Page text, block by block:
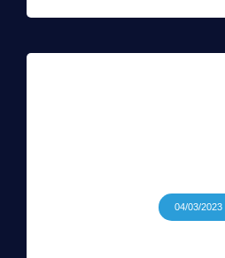
04/03/2023